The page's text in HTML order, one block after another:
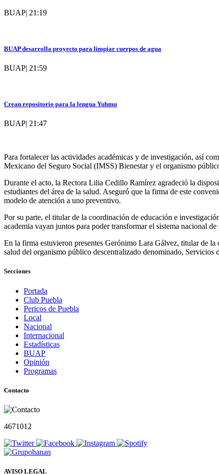
BUAP| 21:19
BUAP desarrolla proyecto para limpiar cuerpos de agua
BUAP| 21:59
Crean repositorio para la lengua Yuhmu
BUAP| 21:47
Para fortalecer las actividades académicas y de investigación, así
Mexicano del Seguro Social (IMSS) Bienestar y el organismo
Durante el acto, la Rectora Lilia Cedillo Ramírez agradeció la
estudiantes del área de la salud. Aseguró que la firma de este
modelo de atención a uno preventivo.
Por su parte, el titular de la coordinación de educación e
academia vayan juntos para poder transformar el sistema nacional de
En la firma estuvieron presentes Gerónimo Lara Gálvez, titular de
salud del organismo público descentralizado denominado,
Secciones
Portada
Club Puebla
Pericos de Puebla
Local
Nacional
Internacional
Estadísticas
BUAP
Opinión
Programas
Contacto
4671012
AVISO LEGAL